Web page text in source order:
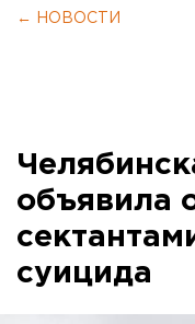
← НОВОСТИ
объявила
суицида